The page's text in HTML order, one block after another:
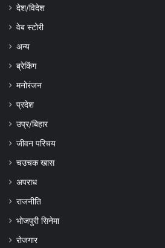
देश/विदेश
वेब स्टोरी
अन्य
ब्रेकिंग
मनोरंजन
प्रदेश
उप्र/बिहार
जीवन परिचय
चउचक खास
अपराध
राजनीति
भोजपुरी सिनेमा
रोजगार